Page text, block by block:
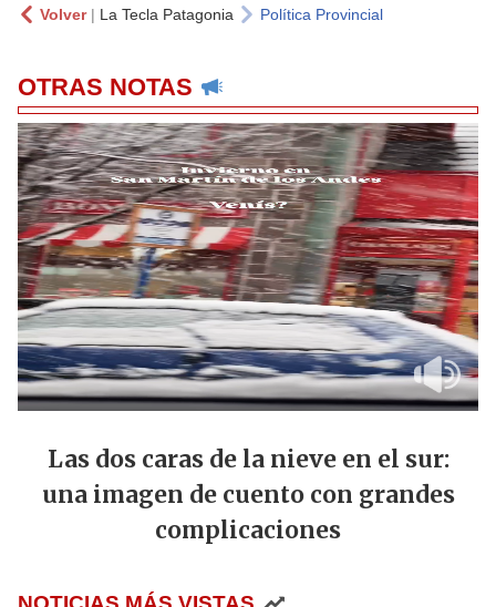
Volver| La Tecla Patagonia Política Provincial
OTRAS NOTAS
Las dos caras de la nieve en el sur:
una imagen de cuento con grandes
complicaciones